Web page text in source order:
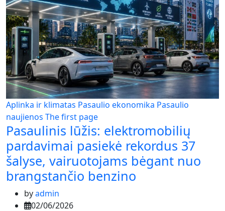
Aplinka ir klimatas Pasaulio ekonomika Pasaulio
naujienos The first page
Pasaulinis lūžis: elektromobilių
pardavimai pasiekė rekordus 37
šalyse, vairuotojams bėgant nuo
brangstančio benzino
byadmin
02/06/2026